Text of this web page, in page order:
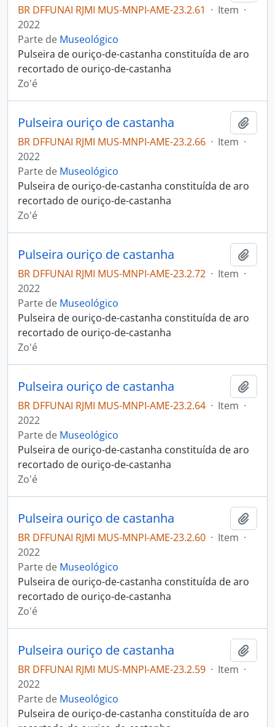
BR DFFUNAI RJMI MUS-MNPI-AME-23.2.61 · Item ·
2022
Parte de Museológico
Pulseira de ouriço-de-castanha constituída de aro
recortado de ouriço-de-castanha
Zo'é
Pulseira ouriço de castanha
BR DFFUNAI RJMI MUS-MNPI-AME-23.2.66 · Item ·
2022
Parte de Museológico
Pulseira de ouriço-de-castanha constituída de aro
recortado de ouriço-de-castanha
Zo'é
Pulseira ouriço de castanha
BR DFFUNAI RJMI MUS-MNPI-AME-23.2.72 · Item ·
2022
Parte de Museológico
Pulseira de ouriço-de-castanha constituída de aro
recortado de ouriço-de-castanha
Zo'é
Pulseira ouriço de castanha
BR DFFUNAI RJMI MUS-MNPI-AME-23.2.64 · Item ·
2022
Parte de Museológico
Pulseira de ouriço-de-castanha constituída de aro
recortado de ouriço-de-castanha
Zo'é
Pulseira ouriço de castanha
BR DFFUNAI RJMI MUS-MNPI-AME-23.2.60 · Item ·
2022
Parte de Museológico
Pulseira de ouriço-de-castanha constituída de aro
recortado de ouriço-de-castanha
Zo'é
Pulseira ouriço de castanha
BR DFFUNAI RJMI MUS-MNPI-AME-23.2.59 · Item ·
2022
Parte de Museológico
Pulseira de ouriço-de-castanha constituída de aro